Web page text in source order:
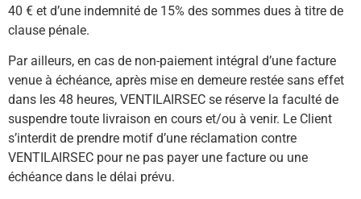
40 € et d’une indemnité de 15% des sommes dues à titre de
clause pénale.
Par ailleurs, en cas de non-paiement intégral d’une facture
venue à échéance, après mise en demeure restée sans effet
dans les 48 heures, VENTILAIRSEC se réserve la faculté de
suspendre toute livraison en cours et/ou à venir. Le Client
s’interdit de prendre motif d’une réclamation contre
VENTILAIRSEC pour ne pas payer une facture ou une
échéance dans le délai prévu.